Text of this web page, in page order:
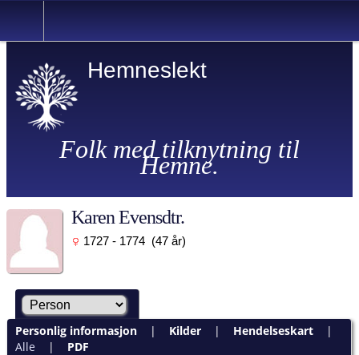
Hemneslekt
Folk med tilknytning til
Hemne.
Karen Evensdtr.
1727 - 1774 (47 år)
Personlig informasjon| Kilder| Hendelseskart|
Alle | PDF